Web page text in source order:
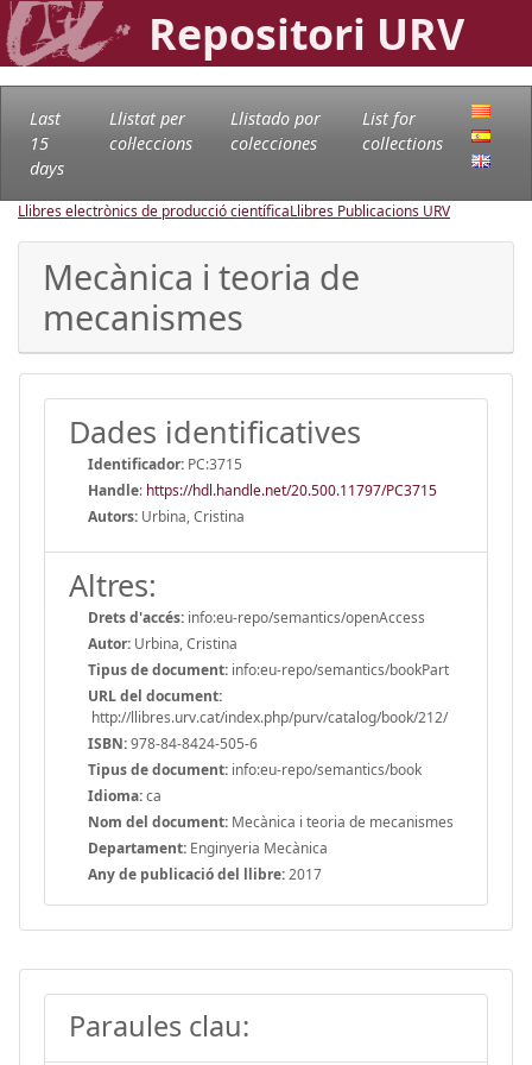
Repositori URV
Last
15
days
Llistat per
col·leccions
Llistado por
colecciones
List for
collections
Llibres electrònics de producció científicaLlibres Publicacions URV
Mecànica i teoria de
mecanismes
Dades identificatives
Identificador: PC:3715
Handle: https://hdl.handle.net/20.500.11797/PC3715
Autors: Urbina, Cristina
Altres:
Drets d'accés: info:eu-repo/semantics/openAccess
Autor: Urbina, Cristina
Tipus de document: info:eu-repo/semantics/bookPart
URL del document:
http://llibres.urv.cat/index.php/purv/catalog/book/212/
ISBN:978-84-8424-505-6
Tipus de document: info:eu-repo/semantics/book
Idioma:ca
Nom del document: Mecànica i teoria de mecanismes
Departament: Enginyeria Mecànica
Any de publicació del llibre:2017
Paraules clau: